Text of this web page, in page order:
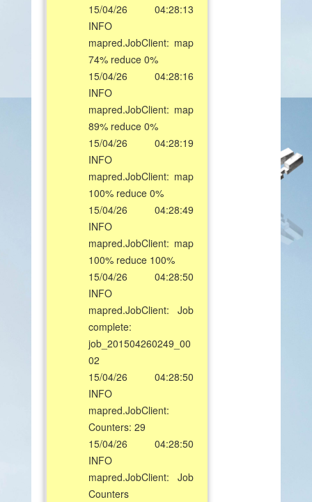
15/04/26 04:28:13
INFO
mapred.JobClient: map
74% reduce 0%
15/04/26 04:28:16
INFO
mapred.JobClient: map
89% reduce 0%
15/04/26 04:28:19
INFO
mapred.JobClient: map
100% reduce 0%
15/04/26 04:28:49
INFO
mapred.JobClient: map
100% reduce 100%
15/04/26 04:28:50
INFO
mapred.JobClient: Job
complete:
job_201504260249_00
02
15/04/26 04:28:50
INFO
mapred.JobClient:
Counters: 29
15/04/26 04:28:50
INFO
mapred.JobClient: Job
Counters